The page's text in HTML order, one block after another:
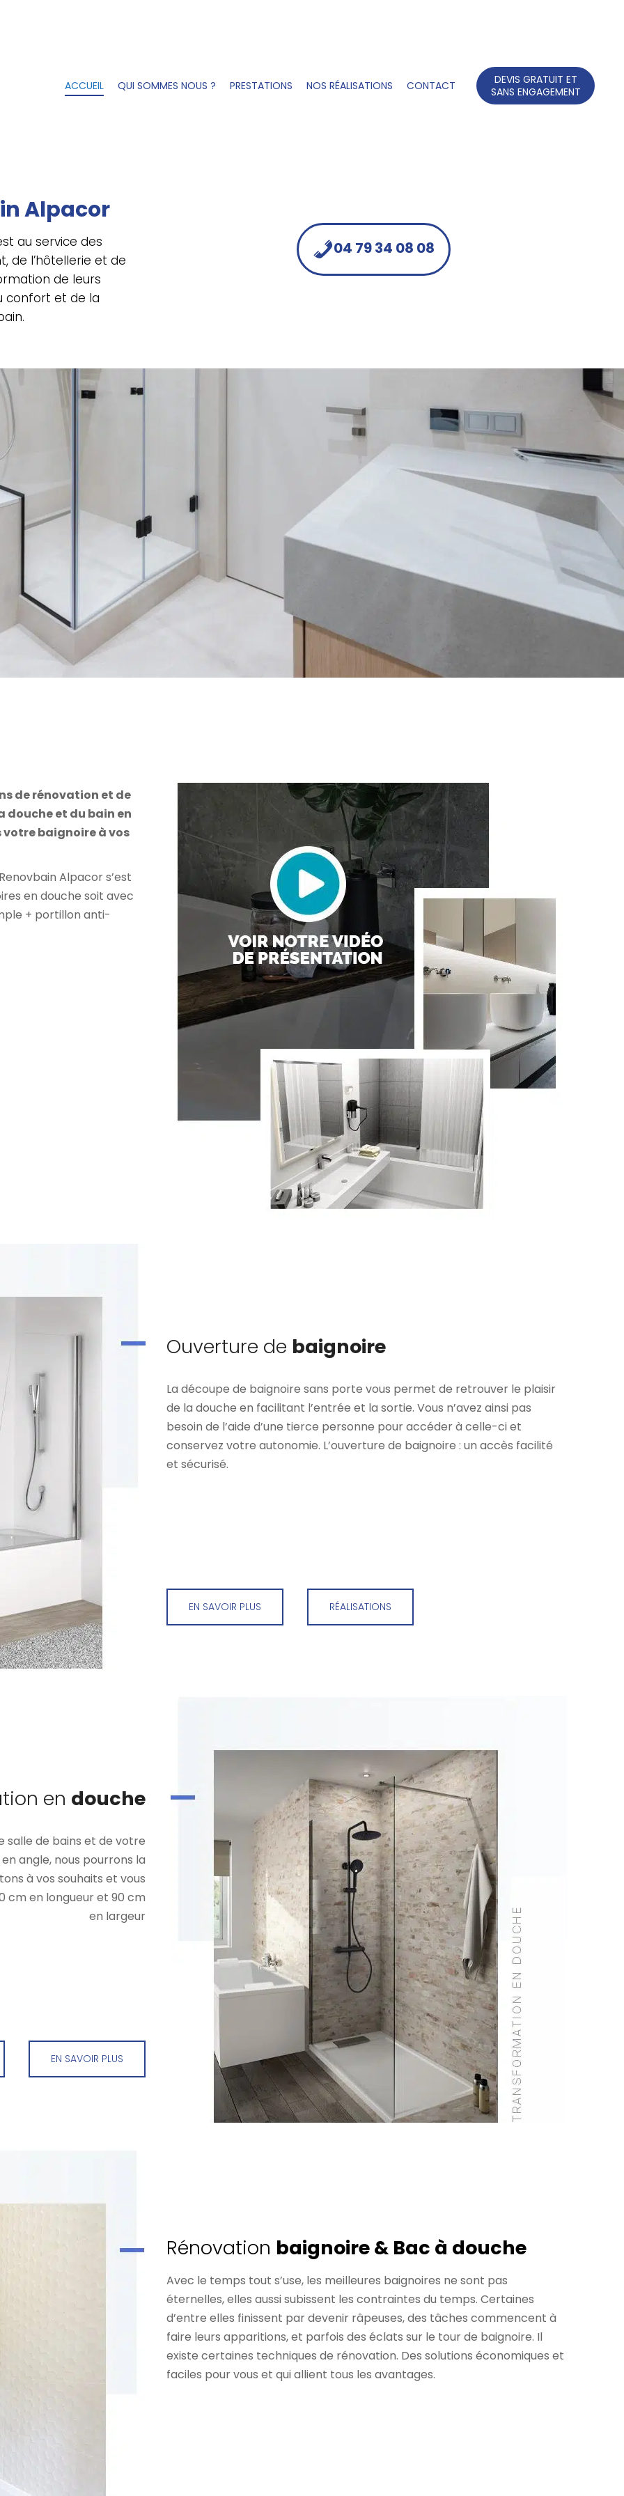
ACCUEIL QUI SOMMES NOUS ? PRESTATIONS NOS RÉALISATIONS CONTACT
DEVIS GRATUIT ET
SANS ENGAGEMENT
Alpacor
au service des
de l’hôtellerie et de
de leurs
confort et de la
de rénovation et de
douche et du bain en
votre baignoire à vos
Alpacor s’est
en douche soit avec
+ portillon anti-
Ouverture de baignoire
La découpe de baignoire sans porte vous permet de retrouver le plaisir
de la douche en facilitant l’entrée et la sortie. Vous n’avez ainsi pas
besoin de l’aide d’une tierce personne pour accéder à celle-ci et
conservez votre autonomie. L’ouverture de baignoire : un accès facilité
et sécurisé.
EN SAVOIR PLUS RÉALISATIONS
en douche
salle de bains et de votre
angle, nous pourrons la
à vos souhaits et vous
cm en longueur et 90 cm
en largeur
EN SAVOIR PLUS
Rénovation baignoire & Bac à douche
Avec le temps tout s’use, les meilleures baignoires ne sont pas
éternelles, elles aussi subissent les contraintes du temps. Certaines
d’entre elles finissent par devenir râpeuses, des tâches commencent à
faire leurs apparitions, et parfois des éclats sur le tour de baignoire. Il
existe certaines techniques de rénovation. Des solutions économiques et
faciles pour vous et qui allient tous les avantages.
04 79 34 08 08